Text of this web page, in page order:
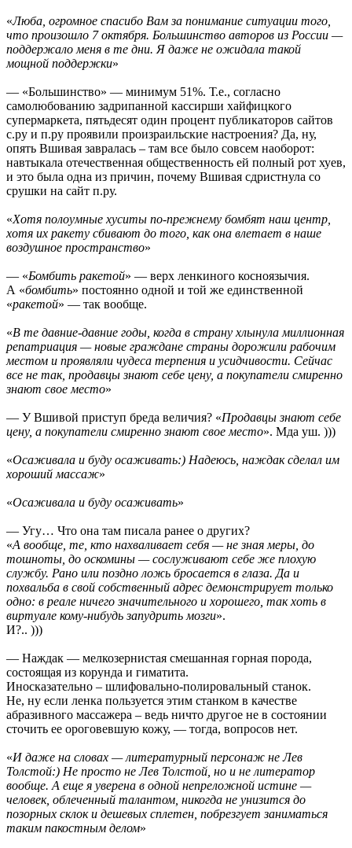
«Люба, огромное спасибо Вам за понимание ситуации того,
что произошло 7 октября. Большинство авторов из России —
поддержало меня в те дни. Я даже не ожидала такой
мощной поддержки»
— «Большинство» — минимум 51%. Т.е., согласно
самолюбованию задрипанной кассирши хайфицкого
супермаркета, пятьдесят один процент публикаторов сайтов
с.ру и п.ру проявили произраильские настроения? Да, ну,
опять Вшивая завралась – там все было совсем наоборот:
навтыкала отечественная общественность ей полный рот хуев,
и это была одна из причин, почему Вшивая сдристнула со
срушки на сайт п.ру.
«Хотя полоумные хуситы по-прежнему бомбят наш центр,
хотя их ракету сбивают до того, как она влетает в наше
воздушное пространство»
— «Бомбить ракетой» — верх ленкиного косноязычия.
А «бомбить» постоянно одной и той же единственной
«ракетой» — так вообще.
«В те давние-давние годы, когда в страну хлынула миллионная
репатриация — новые граждане страны дорожили рабочим
местом и проявляли чудеса терпения и усидчивости. Сейчас
все не так, продавцы знают себе цену, а покупатели смиренно
знают свое место»
— У Вшивой приступ бреда величия? «Продавцы знают себе
цену, а покупатели смиренно знают свое место». Мда уш. )))
«Осаживала и буду осаживать:) Надеюсь, наждак сделал им
хороший массаж»
«Осаживала и буду осаживать»
— Угу… Что она там писала ранее о других?
«А вообще, те, кто нахваливает себя — не зная меры, до
тошноты, до оскомины — сослуживают себе же плохую
службу. Рано или поздно ложь бросается в глаза. Да и
похвальба в свой собственный адрес демонстрирует только
одно: в реале ничего значительного и хорошего, так хоть в
виртуале кому-нибудь запудрить мозги».
И?.. )))
— Наждак — мелкозернистая смешанная горная порода,
состоящая из корунда и гиматита.
Иносказательно – шлифовально-полировальный станок.
Не, ну если ленка пользуется этим станком в качестве
абразивного массажера – ведь ничто другое не в состоянии
сточить ее ороговевшую кожу, — тогда, вопросов нет.
«И даже на словах — литературный персонаж не Лев
Толстой:) Не просто не Лев Толстой, но и не литератор
вообще. А еще я уверена в одной непреложной истине —
человек, облеченный талантом, никогда не унизится до
позорных склок и дешевых сплетен, побрезгует заниматься
таким пакостным делом»